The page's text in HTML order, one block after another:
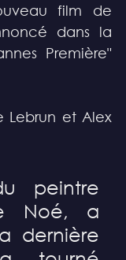
film de
dans la
Première"
Lebrun et Alex
peintre
Noé, a
dernière